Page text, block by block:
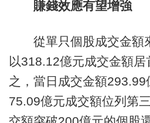
賺錢效應有望增強
從單只個股成交金額
以318.12億元成交金額居
之，當日成交金額
75.09億元成交額位列第